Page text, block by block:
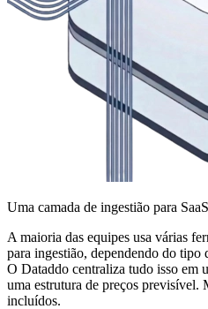
Uma camada de ingestião para
A maioria das equipes usa várias
para ingestião, dependendo do tipo
O Dataddo centraliza tudo isso em
uma estrutura de preços previsível.
incluídos.